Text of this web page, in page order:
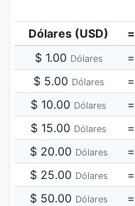
Dólares (USD) =
$ 1.00 Dólares =
$ 5.00 Dólares =
$ 10.00 Dólares =
$ 15.00 Dólares =
$ 20.00 Dólares =
$ 25.00 Dólares =
$ 50.00 Dólares =